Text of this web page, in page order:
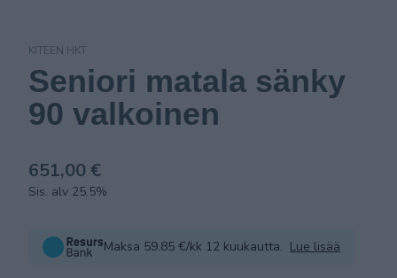
KITEEN HKT
Seniori matala sänky
90 valkoinen
651,00 €
Sis. alv 25.5%
Maksa 59.85 €/kk 12 kuukautta. Lue lisää